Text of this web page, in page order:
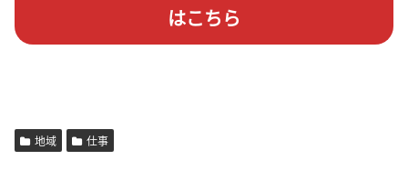
はこちら
地域 仕事